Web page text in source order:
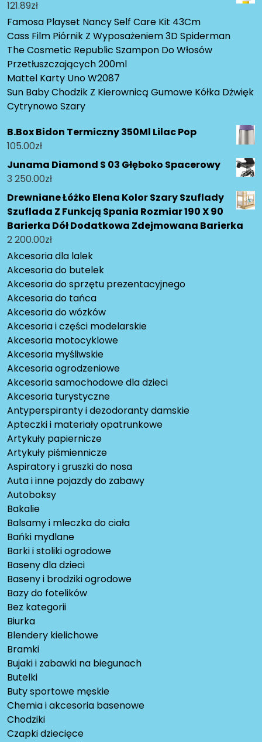
121.89zł
Famosa Playset Nancy Self Care Kit 43Cm
Cass Film Piórnik Z Wyposażeniem 3D Spiderman
The Cosmetic Republic Szampon Do Włosów
Przetłuszczających 200ml
Mattel Karty Uno W2087
Sun Baby Chodzik Z Kierownicą Gumowe Kółka Dżwięk
Cytrynowo Szary
B.Box Bidon Termiczny 350Ml Lilac Pop
105.00zł
Junama Diamond S 03 Głęboko Spacerowy
3 250.00zł
Drewniane Łóżko Elena Kolor Szary Szuflady
Szuflada Z Funkcją Spania Rozmiar 190 X 90
Barierka Dół Dodatkowa Zdejmowana Barierka
2 200.00zł
Akcesoria dla lalek
Akcesoria do butelek
Akcesoria do sprzętu prezentacyjnego
Akcesoria do tańca
Akcesoria do wózków
Akcesoria i części modelarskie
Akcesoria motocyklowe
Akcesoria myśliwskie
Akcesoria ogrodzeniowe
Akcesoria samochodowe dla dzieci
Akcesoria turystyczne
Antyperspiranty i dezodoranty damskie
Apteczki i materiały opatrunkowe
Artykuły papiernicze
Artykuły piśmiennicze
Aspiratory i gruszki do nosa
Auta i inne pojazdy do zabawy
Autoboksy
Bakalie
Balsamy i mleczka do ciała
Bańki mydlane
Barki i stoliki ogrodowe
Baseny dla dzieci
Baseny i brodziki ogrodowe
Bazy do fotelików
Bez kategorii
Biurka
Blendery kielichowe
Bramki
Bujaki i zabawki na biegunach
Butelki
Buty sportowe męskie
Chemia i akcesoria basenowe
Chodziki
Czapki dziecięce